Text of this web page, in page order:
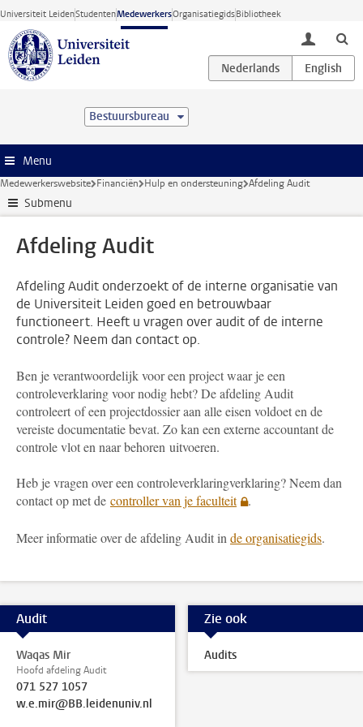
Ga direct naar de inhoud
Universiteit LeidenStudentenMedewerkersOrganisatiegidsBibliotheek
toggle
Bestuursbureau
Menu
Medewerkerswebsite Financiën Hulp en ondersteuning Afdeling Audit
Submenu
Afdeling Audit
Afdeling Audit onderzoekt of de interne organisatie van
de Universiteit Leiden goed en betrouwbaar
functioneert. Heeft u vragen over audit of de interne
controle? Neem dan contact op.
Ben je verantwoordelijk voor een project waar je een
controleverklaring voor nodig hebt? De afdeling Audit
controleert of een projectdossier aan alle eisen voldoet en de
vereiste documentatie bevat. Zo kan een externe accountant de
controle vlot en naar behoren uitvoeren.
Heb je vragen over een controleverklaringverklaring? Neem dan
contact op met de controller van je faculteit .
Meer informatie over de afdeling Audit inde organisatiegids.
Audit
Waqas Mir
Hoofd afdeling Audit
071 527 1057
w.e.mir@BB.leidenuniv.nl
Zie ook
Audits